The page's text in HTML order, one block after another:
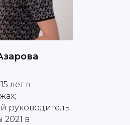
лет в
руководитель
2021 в